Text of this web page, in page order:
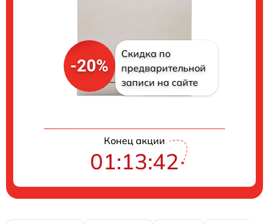
-20%
Скидка по
предварительной
записи на сайте
Конец акции
01:13:42